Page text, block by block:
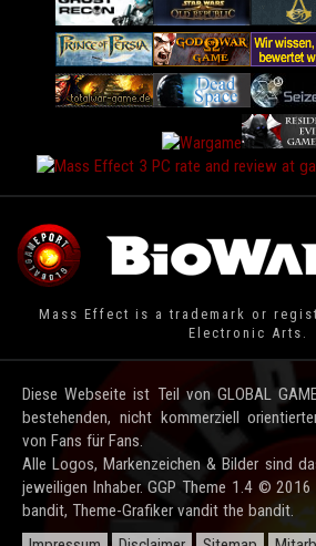
Mass Effect is a trademark or
Electronic Arts.
Diese Webseite ist Teil von GLOBAL
bestehenden, nicht kommerziell
von Fans für Fans.
Alle Logos, Markenzeichen & Bilder sind
jeweiligen Inhaber. GGP Theme 1.4 ©
bandit, Theme-Grafiker vandit the bandit.